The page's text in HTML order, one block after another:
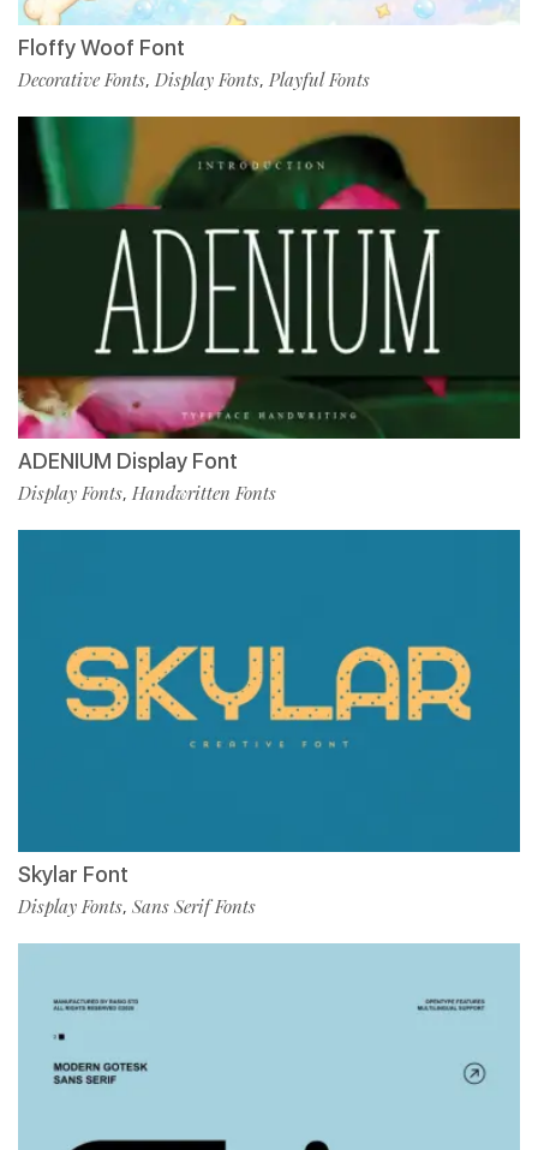
Floffy Woof Font
Decorative Fonts, Display Fonts, Playful Fonts
ADENIUM Display Font
Display Fonts, Handwritten Fonts
Skylar Font
Display Fonts, Sans Serif Fonts